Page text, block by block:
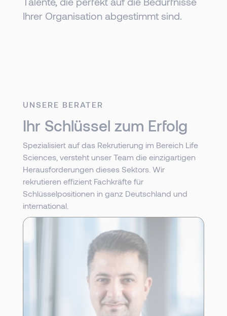
Ihrer Organisation abgestimmt sind.
UNSERE BERATER
Ihr Schlüssel zum Erfolg
Spezialisiert auf das Rekrutierung im Bereich Life
Sciences, versteht unser Team die einzigartigen
Herausforderungen dieses Sektors. Wir
rekrutieren effizient Fachkräfte für
Schlüsselpositionen in ganz Deutschland und
international.